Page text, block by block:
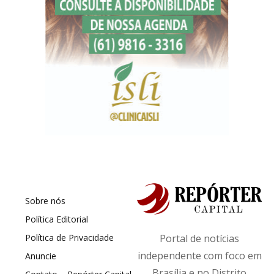
Sobre nós
Política Editorial
Política de Privacidade
Anuncie
Portal de notícias
independente com foco em